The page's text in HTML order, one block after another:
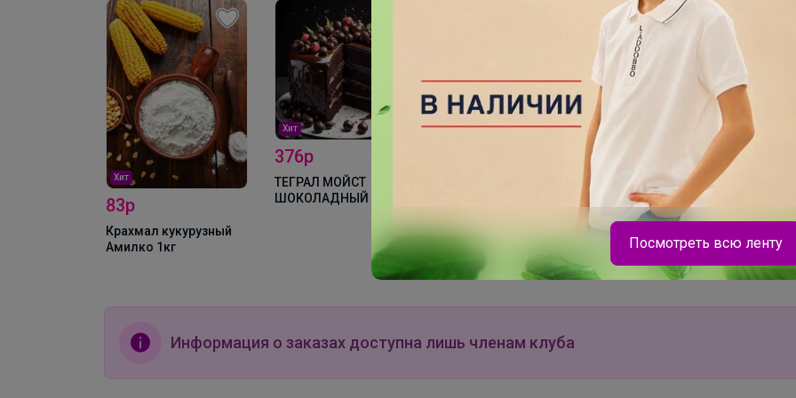
Хит
83р
Крахмал кукурузный
Амилко 1кг
Хит
376р
ТЕГРАЛ МОЙСТ
ШОКОЛАДНЫЙ КЕЙК
Сухари панировочные
KANESHIRO Bon Chef
premium 1кг
Фольга 29см*100м
прочная Горница
Информация о заказах доступна лишь членам клуба
Брюнетка
Посмотреть всю ленту